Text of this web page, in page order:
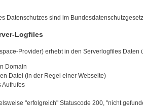
Datenschutzes sind im
Logfiles
Provider) erhebt in den Serverlogfiles
Domain
Datei (in der Regel einer Webseite)
Aufrufes
"erfolgreich" Statuscode 200, "nicht